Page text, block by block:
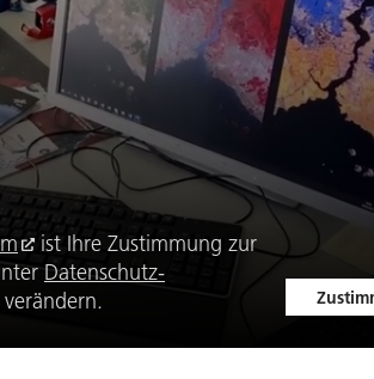
ist Ihre Zustimmung zur
Datenschutz-